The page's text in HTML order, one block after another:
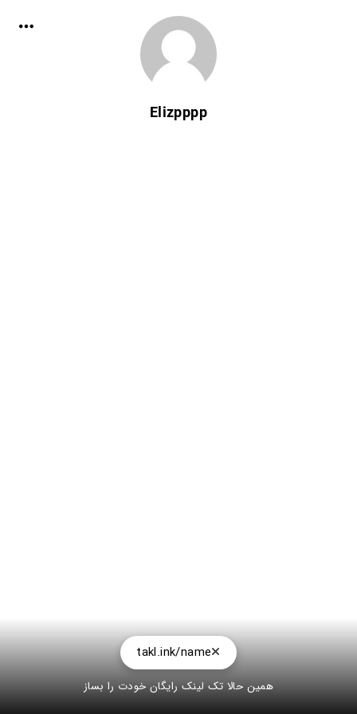
Elizpppp
takl.ink/name
همین حالا تک لینک رایگان خودت را بساز